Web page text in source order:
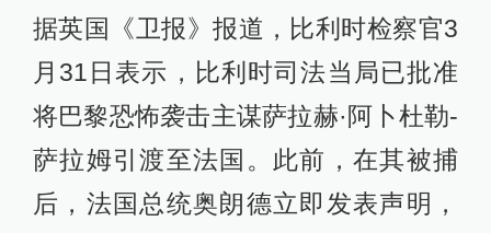
据英国《卫报》报道，比利时检察官3
月31日表示，比利时司法当局已批准
将巴黎恐怖袭击主谋萨拉赫·阿卜杜勒-
萨拉姆引渡至法国。此前，在其被捕
后，法国总统奥朗德立即发表声明，